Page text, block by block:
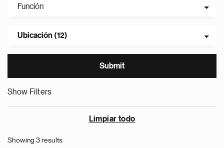
Función
Ubicación (12)
Show Filters
Limpiar todo
Showing 3 results